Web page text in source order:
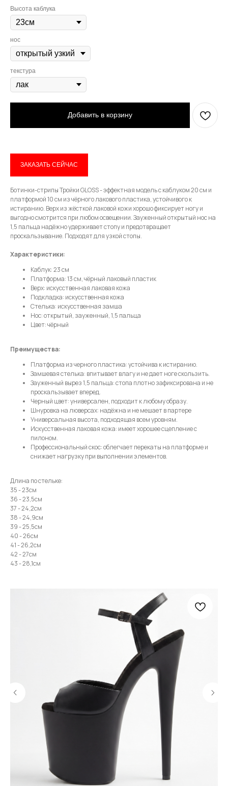
покупку! Подпишись на нашу рассылку
Email
Телефон
Нажимая на кнопку, вы даете согласие на обработку своих
персональных данных согласно 152-ФЗ.
Высота каблука
нос
текстура
Добавить в корзину
ЗАКАЗАТЬ СЕЙЧАС
Ботинки-стрипы Тройки GLOSS - эффектная модель с каблуком 20 см и
платформой 10 см из чёрного лакового пластика, устойчивого к
истиранию. Верх из жёсткой лаковой кожи хорошо фиксирует ногу и
выгодно смотрится при любом освещении. Зауженный открытый нос на
1,5 пальца надёжно удерживает стопу и предотвращает
проскальзывание. Подходят для узкой стопы.
Характеристики:
Каблук: 23 см
Платформа: 13 см, чёрный лаковый пластик
Верх: искусственная лаковая кожа
Подкладка: искусственная кожа
Стелька: искусственная замша
Нос: открытый, зауженный, 1,5 пальца
Цвет: чёрный
Преимущества:
Платформа из черного пластика: устойчива к истиранию.
Замшевая стелька: впитывает влагу и не дает ноге скользить.
Зауженный вырез 1,5 пальца: стопа плотно зафиксирована и не
проскальзывает вперед.
Черный цвет: универсален, подходит к любому образу.
Шнуровка на люверсах: надёжна и не мешает в партере
Универсальная высота, подходящая всем уровням.
Искусственная лаковая кожа: имеет хорошее сцепление с
пилоном.
Профессиональный скос: облегчает перекаты на платформе и
снижает нагрузку при выполнении элементов.
Длина по стельке:
35 - 23см
36 - 23,5см
37 - 24,2см
38 - 24,9см
39 - 25,5см
40 - 26см
41 - 26,2см
42 - 27см
43 - 28,1см